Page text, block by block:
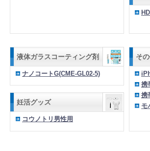
液体ガラスコーティング剤
ナノコートG(CME-GL02-5)
妊活グッズ
コウノトリ男性用
そ
携
携
モ